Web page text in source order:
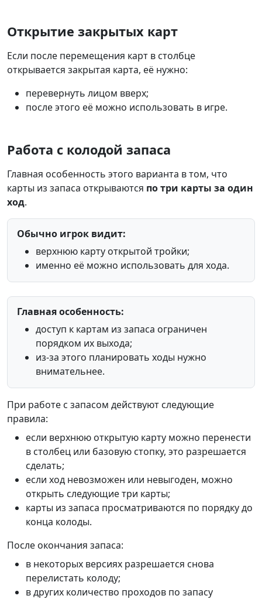
Открытие закрытых карт
Если после перемещения карт в столбце
открывается закрытая карта, её нужно:
перевернуть лицом вверх;
после этого её можно использовать в игре.
Работа с колодой запаса
Главная особенность этого варианта в том, что
карты из запаса открываются по три карты за один
ход.
Обычно игрок видит:
верхнюю карту открытой тройки;
именно её можно использовать для хода.
Главная особенность:
доступ к картам из запаса ограничен
порядком их выхода;
из-за этого планировать ходы нужно
внимательнее.
При работе с запасом действуют следующие
правила:
если верхнюю открытую карту можно перенести
в столбец или базовую стопку, это разрешается
сделать;
если ход невозможен или невыгоден, можно
открыть следующие три карты;
карты из запаса просматриваются по порядку до
конца колоды.
После окончания запаса:
в некоторых версиях разрешается снова
перелистать колоду;
в других количество проходов по запасу